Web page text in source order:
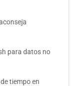
para datos no
tiempo en